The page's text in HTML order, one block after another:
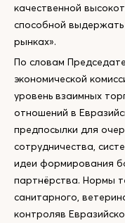
качественной
способной
рынках».
По словам
экономической
уровень взаимных
отношений в
предпосылки для
сотрудничества,
идеи формирования
партнёрства. Нормы
санитарного,
контроляв